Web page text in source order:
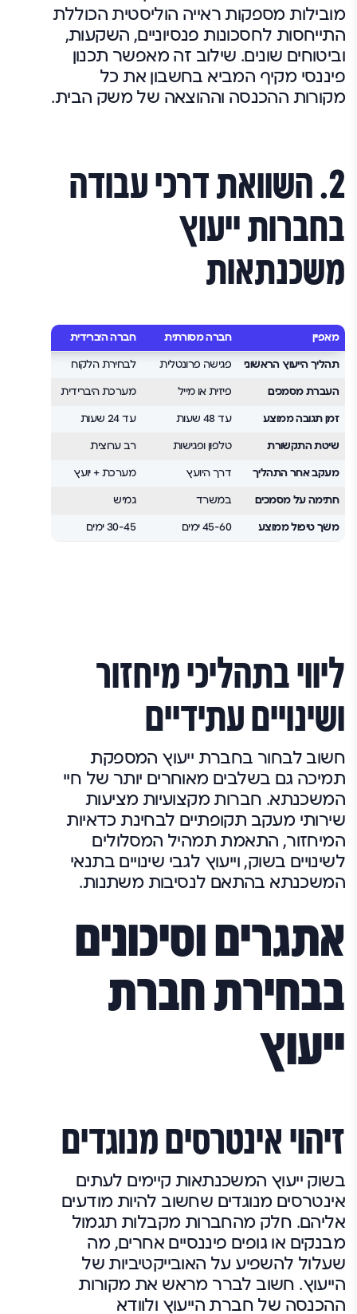
מובילות מספקות ראייה הוליסטית הכוללת
התייחסות לחסכונות פנסיוניים, השקעות,
וביטוחים שונים. שילוב זה מאפשר תכנון
פיננסי מקיף המביא בחשבון את כל
מקורות ההכנסה וההוצאה של משק הבית.
2. השוואת דרכי עבודה
בחברות ייעוץ
משכנתאות
מאפיין חברה מסורתית חברה היברידית
תהליך הייעוץ הראשוני פגישה פרונטלית לבחירת הלקוח
העברת מסמכים פיזית או מייל מערכת היברידית
זמן תגובה ממוצע עד 48 שעות עד 24 שעות
שיטת התקשורת טלפון ופגישות רב ערוצית
מעקב אחר התהליך דרך היועץ מערכת + יועץ
חתימה על מסמכים במשרד גמיש
משך טיפול ממוצע 45-60 ימים 30-45 ימים
ליווי בתהליכי מיחזור
ושינויים עתידיים
חשוב לבחור בחברת ייעוץ המספקת
תמיכה גם בשלבים מאוחרים יותר של חיי
המשכנתא. חברות מקצועיות מציעות
שירותי מעקב תקופתיים לבחינת כדאיות
המיחזור, התאמת תמהיל המסלולים
לשינויים בשוק, וייעוץ לגבי שינויים בתנאי
המשכנתא בהתאם לנסיבות משתנות.
אתגרים וסיכונים
בבחירת חברת
ייעוץ
זיהוי אינטרסים מנוגדים
בשוק ייעוץ המשכנתאות קיימים לעתים
אינטרסים מנוגדים שחשוב להיות מודעים
אליהם. חלק מהחברות מקבלות תגמול
מבנקים או גופים פיננסיים אחרים, מה
שעלול להשפיע על האובייקטיביות של
הייעוץ. חשוב לברר מראש את מקורות
ההכנסה של חברת הייעוץ ולוודא